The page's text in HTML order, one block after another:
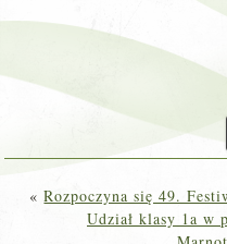
«Rozpoczyna się 49.
Udział klasy 1a w